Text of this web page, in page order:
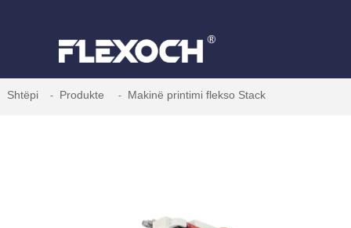
Shtëpi Produkte Makinë printimi flekso Stack